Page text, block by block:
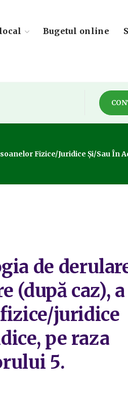
Bugetul online
Fizice/juridice Și/sau
de
(după caz), a
juridice
pe raza
5.